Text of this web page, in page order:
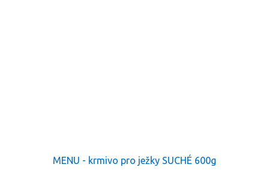
MENU - krmivo pro ježky SUCHÉ 600g